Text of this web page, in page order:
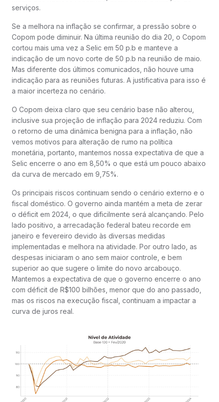
serviços.
Se a melhora na inflação se confirmar, a pressão sobre o
Copom pode diminuir. Na última reunião do dia 20, o Copom
cortou mais uma vez a Selic em 50 p.b e manteve a
indicação de um novo corte de 50 p.b na reunião de maio.
Mas diferente dos últimos comunicados, não houve uma
indicação para as reuniões futuras. A justificativa para isso é
a maior incerteza no cenário.
O Copom deixa claro que seu cenário base não alterou,
inclusive sua projeção de inflação para 2024 reduziu. Com
o retorno de uma dinâmica benigna para a inflação, não
vemos motivos para alteração de rumo na política
monetária, portanto, mantemos nossa expectativa de que a
Selic encerre o ano em 8,50% o que está um pouco abaixo
da curva de mercado em 9,75%.
Os principais riscos continuam sendo o cenário externo e o
fiscal doméstico. O governo ainda mantém a meta de zerar
o déficit em 2024, o que dificilmente será alcançando. Pelo
lado positivo, a arrecadação federal bateu recorde em
janeiro e fevereiro devido às diversas medidas
implementadas e melhora na atividade. Por outro lado, as
despesas iniciaram o ano sem maior controle, e bem
superior ao que sugere o limite do novo arcabouço.
Mantemos a expectativa de que o governo encerre o ano
com déficit de R$100 bilhões, menor que do ano passado,
mas os riscos na execução fiscal, continuam a impactar a
curva de juros real.